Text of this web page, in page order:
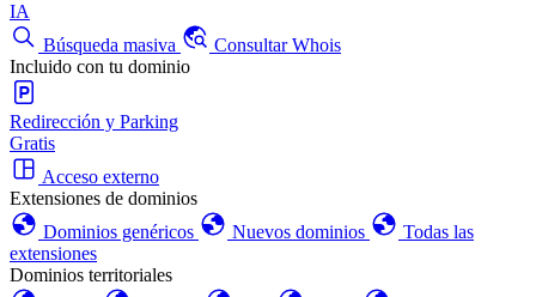
IA
Búsqueda masiva
Consultar Whois
Incluido con tu dominio
Redirección y Parking
Gratis
Acceso externo
Extensiones de dominios
Dominios genéricos
Nuevos dominios
Todas las
extensiones
Dominios territoriales